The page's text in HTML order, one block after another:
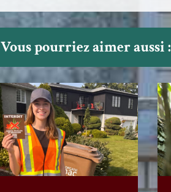
Vous pourriez aimer aussi :